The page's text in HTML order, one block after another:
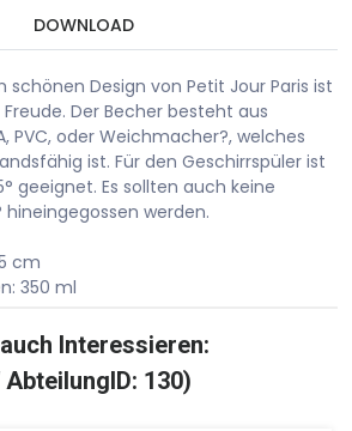
DOWNLOAD
schönen Design von Petit Jour Paris ist
Der Becher besteht aus
PVC, oder Weichmacher?, welches
ist. Für den Geschirrspüler ist
geeignet. Es sollten auch keine
werden.
cm
350 ml
Interessieren:
130)